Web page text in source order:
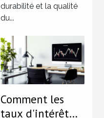
durabilité et la qualité
du...
Comment les
taux d'intérêt